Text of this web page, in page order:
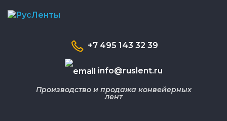
+7 495 143 32 39
info@ruslent.ru
Производство и продажа конвейерных
лент